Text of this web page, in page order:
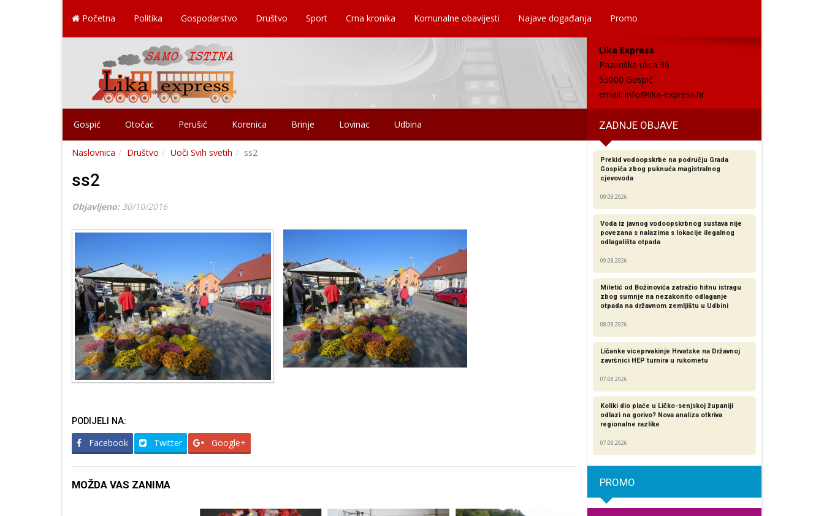
Početna Politika Gospodarstvo Društvo Sport Crna kronika Komunalne obavijesti Najave događanja Promo
Lika Express
Pazariška ulica 36
53000 Gospić
email: info@lika-express.hr
Gospić Otočac Perušić Korenica Brinje Lovinac Udbina ZADNJE OBJAVE
Naslovnica Društvo Uoči Svih svetih ss2
ss2
Objavljeno: 30/10/2016
PODIJELI NA:
Facebook Twitter Google+
MOŽDA VAS ZANIMA
Prekid vodoopskrbe na području Grada
Gospića zbog puknuća magistralnog
cjevovoda
09.08.2026
Voda iz javnog vodoopskrbnog sustava nije
povezana s nalazima s lokacije ilegalnog
odlagališta otpada
09.08.2026
Miletić od Božinovića zatražio hitnu istragu
zbog sumnje na nezakonito odlaganje
otpada na državnom zemljištu u Udbini
08.08.2026
Ličanke viceprvakinje Hrvatske na Državnoj
završnici HEP turnira u rukometu
07.08.2026
Koliki dio plaće u Ličko-senjskoj županiji
odlazi na gorivo? Nova analiza otkriva
regionalne razlike​
07.08.2026
PROMO